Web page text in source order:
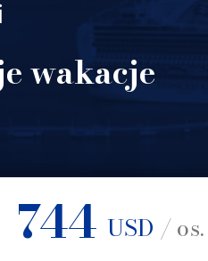
wakacje
744USD / os.